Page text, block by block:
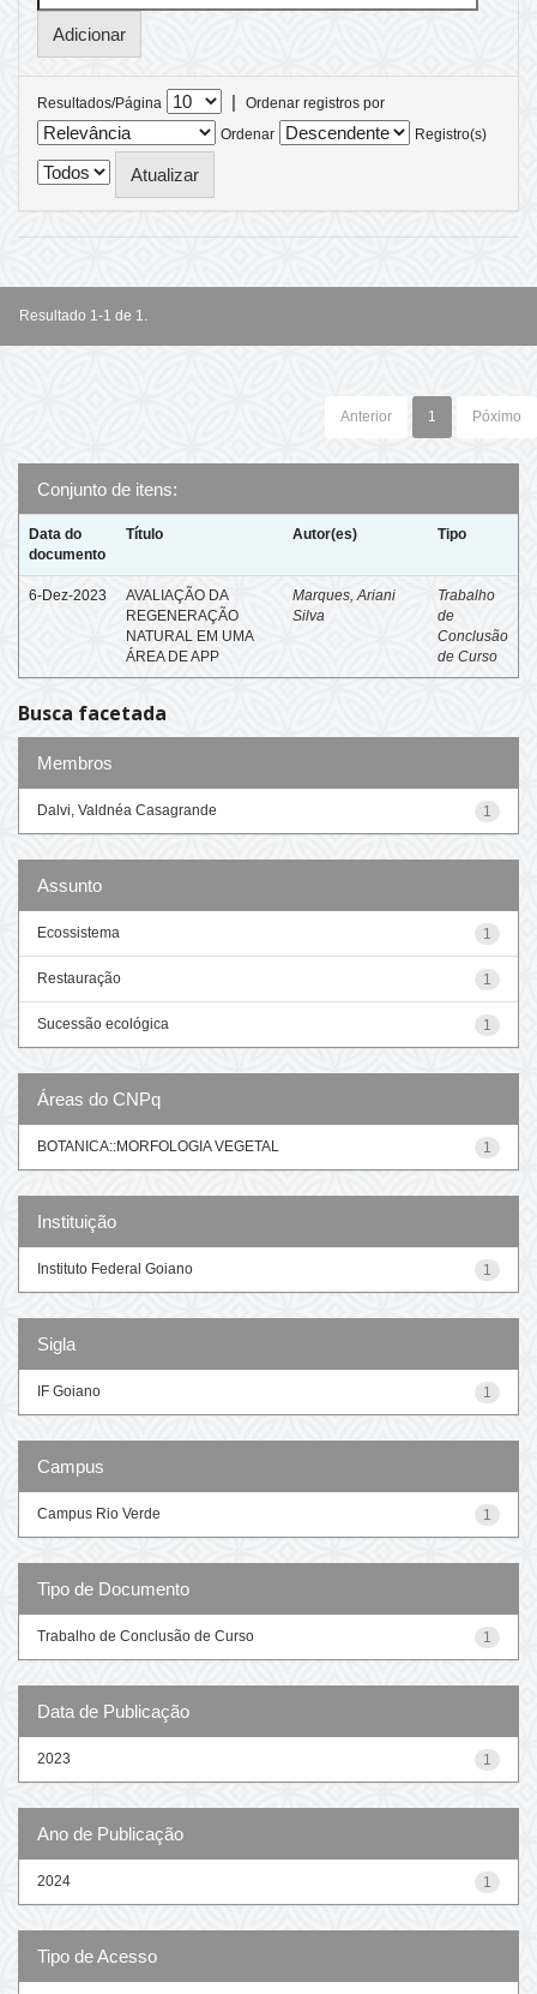
Resultados/Página |
Ordenar registros por
Ordenar
Registro(s)
Resultado 1-1 de 1.
Anterior 1 Póximo
Conjunto de itens:
Data do
documento
Título Autor(es) Tipo
6-Dez-2023
AVALIAÇÃO DA
REGENERAÇÃO
NATURAL EM UMA
ÁREA DE APP
Marques, Ariani
Silva
Trabalho
de
Conclusão
de Curso
Busca facetada
Membros
1
Dalvi, Valdnéa Casagrande
Assunto
1
Ecossistema
1
Restauração
1
Sucessão ecológica
Áreas do CNPq
1
BOTANICA::MORFOLOGIA VEGETAL
Instituição
1
Instituto Federal Goiano
Sigla
1
IF Goiano
Campus
1
Campus Rio Verde
Tipo de Documento
1
Trabalho de Conclusão de Curso
Data de Publicação
1
2023
Ano de Publicação
1
2024
Tipo de Acesso